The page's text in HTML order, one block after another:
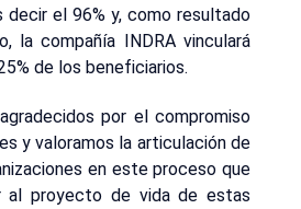
decir el 96% y, como resultado
la compañía INDRA vinculará
de los beneficiarios.
por el compromiso
y valoramos la articulación de
en este proceso que
al proyecto de vida de estas